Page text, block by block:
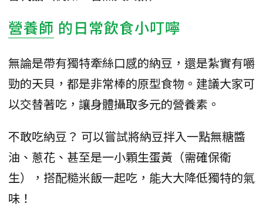
營養師 的日常飲食小叮嚀
無論是帶有獨特牽絲口感的納豆，還是紮實有嚼
勁的天貝，都是非常棒的原型食物。建議大家可
以交替著吃，讓身體攝取多元的營養素。
不敢吃納豆？ 可以嘗試將納豆拌入一點無糖醬
油、蔥花、甚至是一小顆生蛋黃（需確保衛
生），搭配糙米飯一起吃，能大大降低獨特的氣
味！